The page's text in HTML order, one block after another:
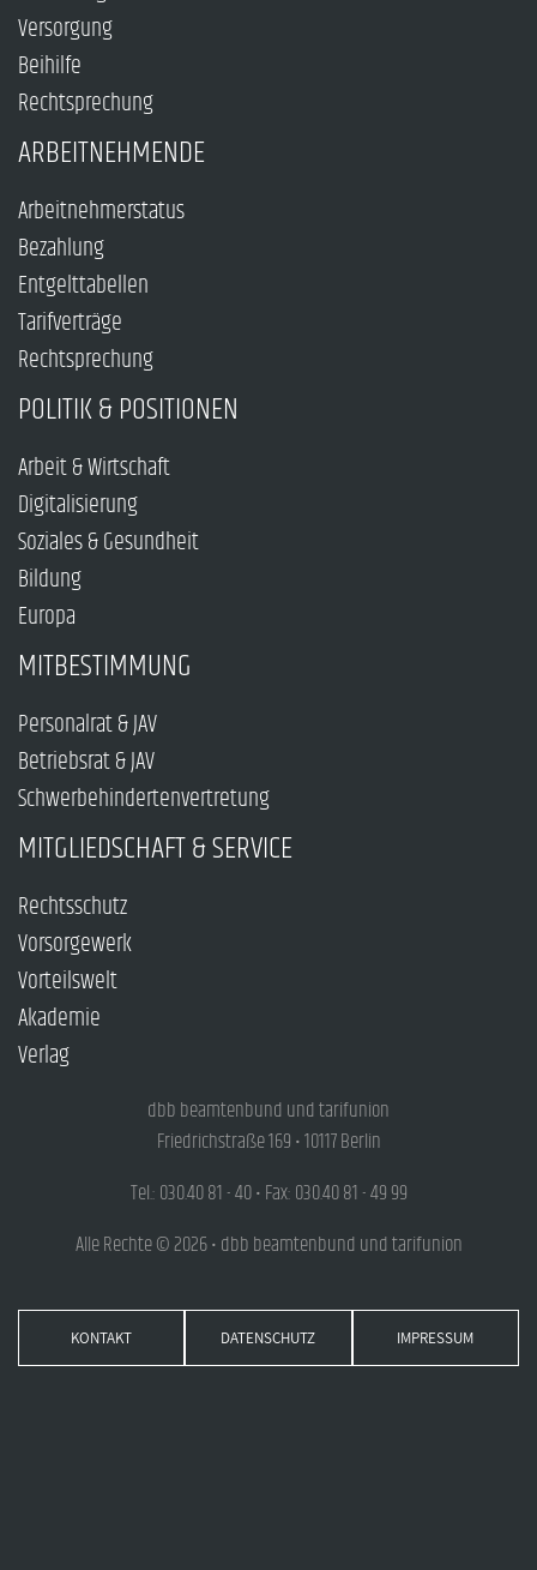
Versorgung
Beihilfe
Rechtsprechung
ARBEITNEHMENDE
Arbeitnehmerstatus
Bezahlung
Entgelttabellen
Tarifverträge
Rechtsprechung
POLITIK & POSITIONEN
Arbeit & Wirtschaft
Digitalisierung
Soziales & Gesundheit
Bildung
Europa
MITBESTIMMUNG
Personalrat & JAV
Betriebsrat & JAV
Schwerbehindertenvertretung
MITGLIEDSCHAFT & SERVICE
Rechtsschutz
Vorsorgewerk
Vorteilswelt
Akademie
Verlag
dbb beamtenbund und tarifunion
Friedrichstraße 169 • 10117 Berlin
Tel.: 030.40 81 - 40 • Fax: 030.40 81 - 49 99
Alle Rechte © 2026 • dbb beamtenbund und tarifunion
KONTAKT DATENSCHUTZ IMPRESSUM